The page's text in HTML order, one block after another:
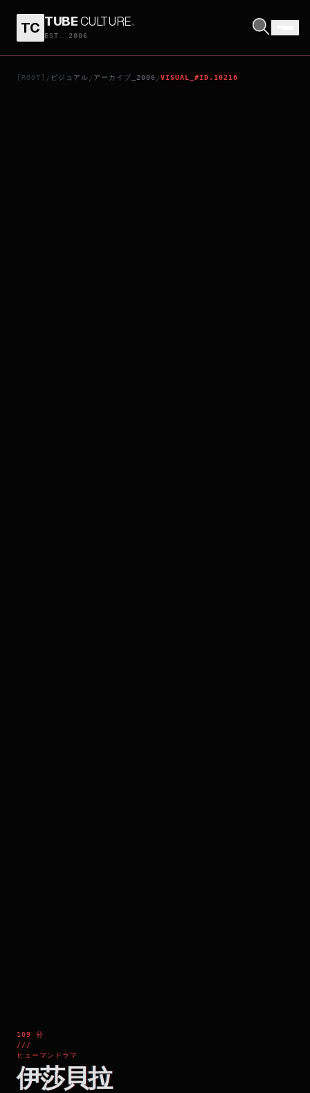
TC TUBECULTURE.
EST. 2006
[ROOT] / ビジュアル / アーカイブ_2006 /VISUAL_#ID.10216
109 分
///
ヒューマンドラマ
伊莎貝拉
伊莎貝拉